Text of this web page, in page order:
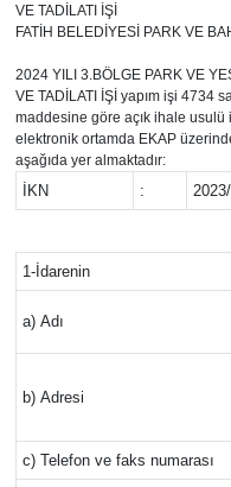
VE TADİLATI İŞİ
FATİH BELEDİYESİ PARK VE
2024 YILI 3.BÖLGE PARK VE
VE TADİLATI İŞİ yapım işi 4734
maddesine göre açık ihale
elektronik ortamda EKAP
aşağıda yer almaktadır:
İKN :
1-İdarenin
a) Adı
b) Adresi
c) Telefon ve faks numarası
Ekonomi
Elif Kuşağı
Güncel
Gündem
Haber
Kurumsal Haberler
Lezzet Durağı
Son Dakika
Haber Arşivi